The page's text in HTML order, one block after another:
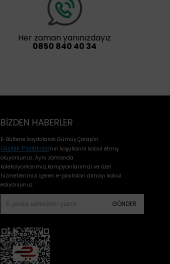
Her zaman yanınızdayız
0850 840 40 34
BIZDEN HABERLER
E-Bültene kaydolarak Gümüş Çorap'ın
Gizlilik Politikası'nın koşullarını kabul etmiş
oluyorsunuz. Aynı zamanda
koleksiyonlarımızı,kampyanlarımızı ve özel
hizmetlerimizi içeren e-postaları almayı kabul
ediyorsunuz.
GÖNDER